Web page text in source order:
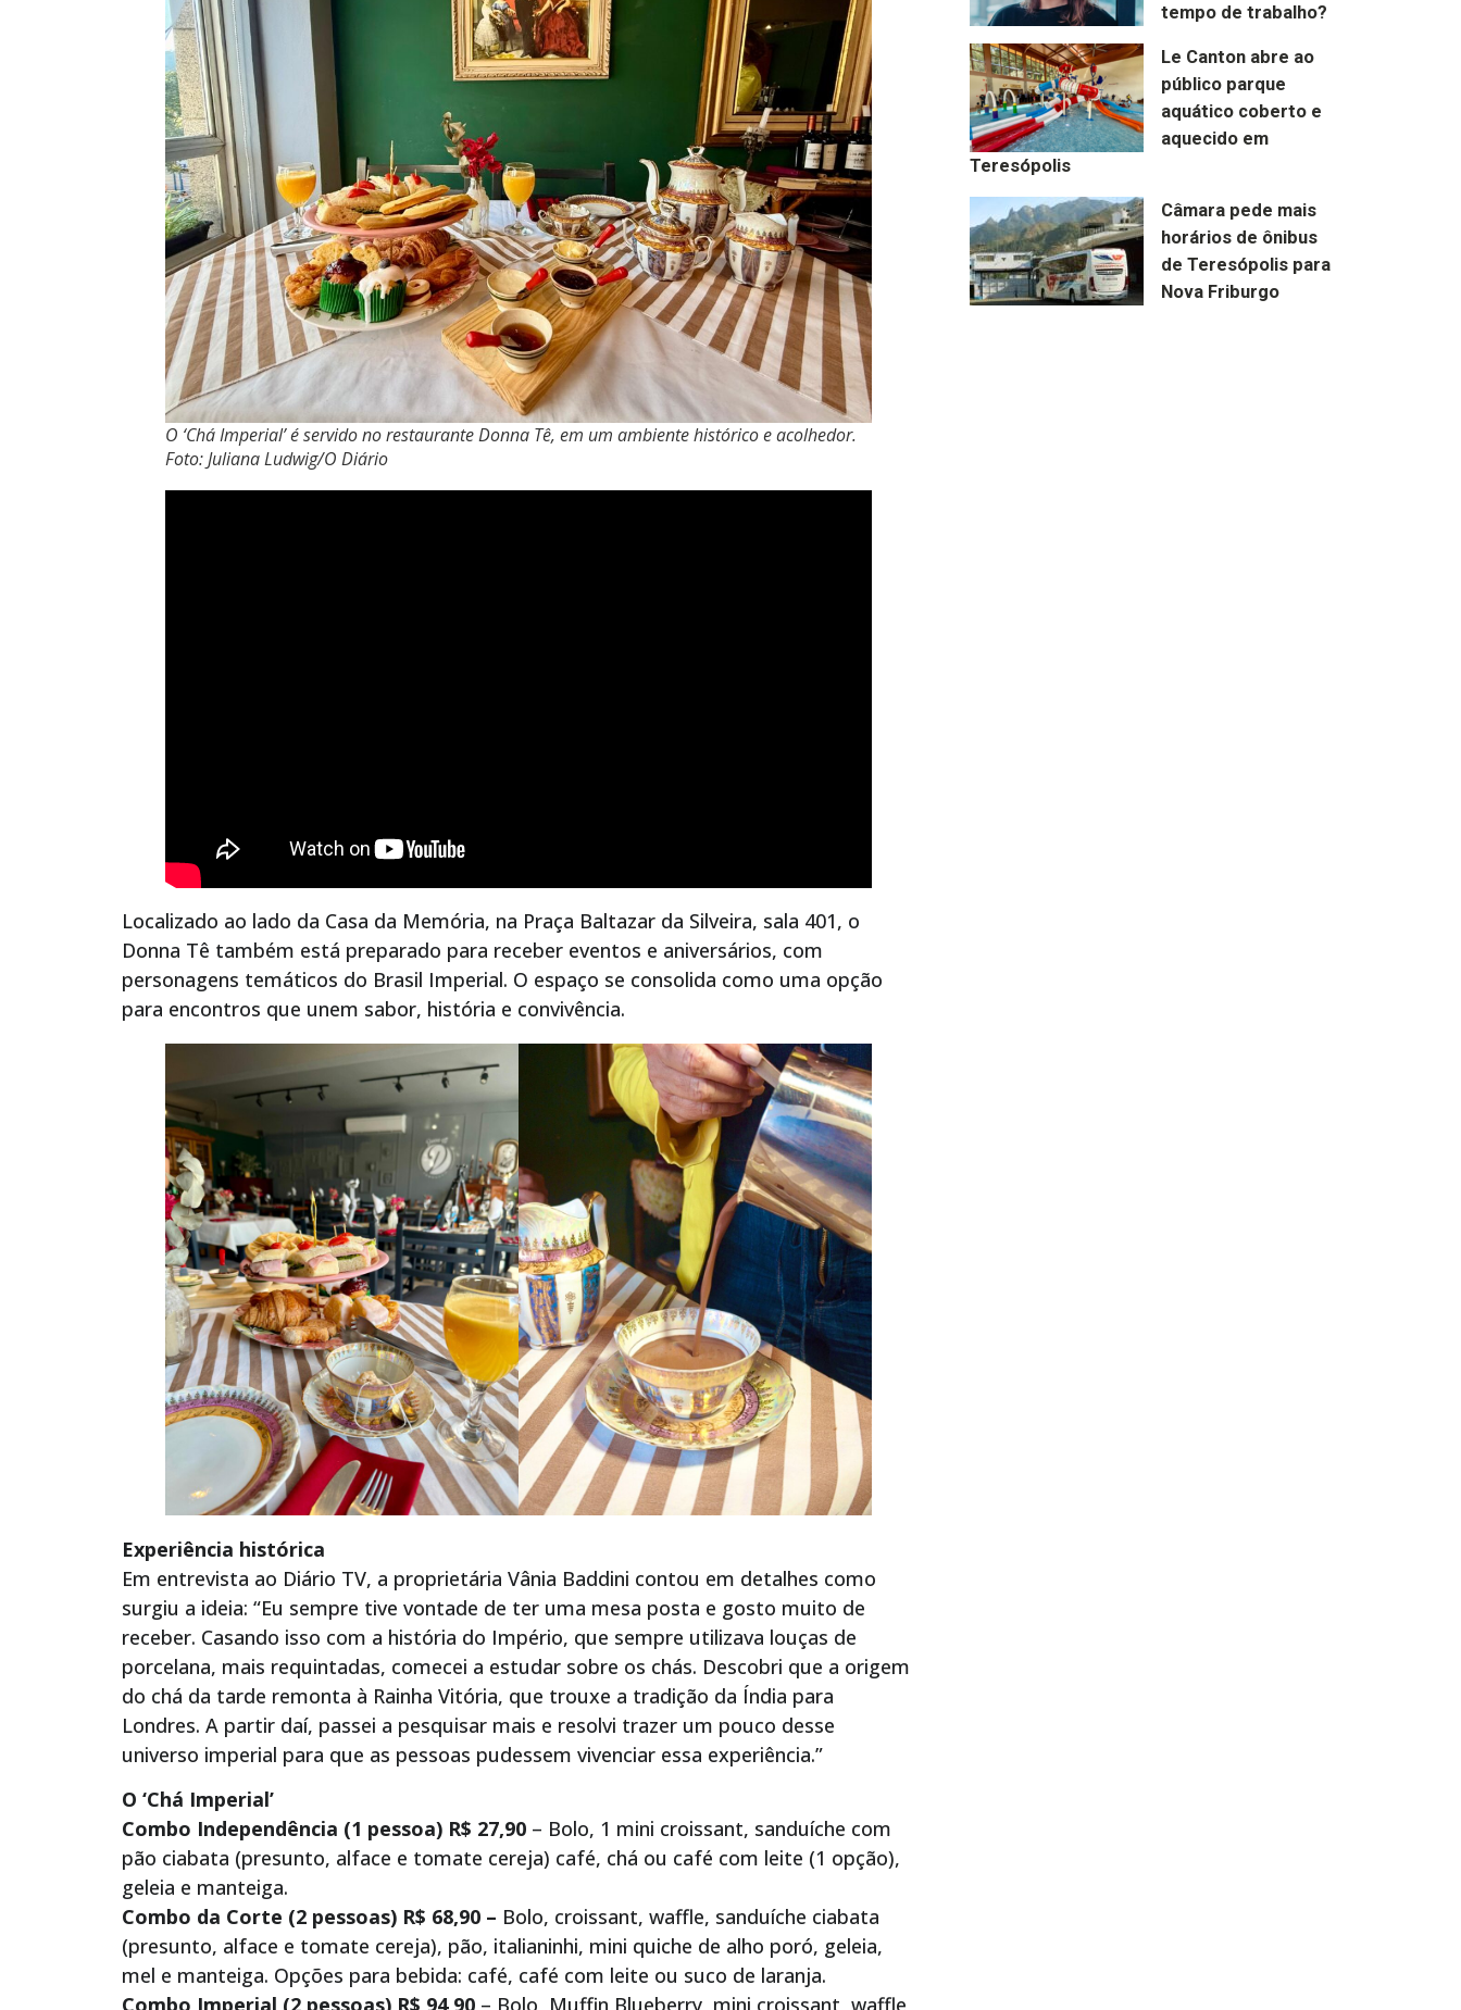
O ‘Chá Imperial’ é servido no restaurante Donna Tê, em um ambiente histórico e acolhedor.
Foto: Juliana Ludwig/O Diário
Localizado ao lado da Casa da Memória, na Praça Baltazar da Silveira, sala 401, o
Donna Tê também está preparado para receber eventos e aniversários, com
personagens temáticos do Brasil Imperial. O espaço se consolida como uma opção
para encontros que unem sabor, história e convivência.
Experiência histórica
Em entrevista ao Diário TV, a proprietária Vânia Baddini contou em detalhes como
surgiu a ideia: “Eu sempre tive vontade de ter uma mesa posta e gosto muito de
receber. Casando isso com a história do Império, que sempre utilizava louças de
porcelana, mais requintadas, comecei a estudar sobre os chás. Descobri que a origem
do chá da tarde remonta à Rainha Vitória, que trouxe a tradição da Índia para
Londres. A partir daí, passei a pesquisar mais e resolvi trazer um pouco desse
universo imperial para que as pessoas pudessem vivenciar essa experiência.”
O ‘Chá Imperial’
Combo Independência (1 pessoa) R$ 27,90 – Bolo, 1 mini croissant, sanduíche com
pão ciabata (presunto, alface e tomate cereja) café, chá ou café com leite (1 opção),
geleia e manteiga.
Combo da Corte (2 pessoas) R$ 68,90 – Bolo, croissant, waffle, sanduíche ciabata
(presunto, alface e tomate cereja), pão, italianinhi, mini quiche de alho poró, geleia,
mel e manteiga. Opções para bebida: café, café com leite ou suco de laranja.
Combo Imperial (2 pessoas) R$ 94,90 – Bolo, Muffin Blueberry, mini croissant, waffle,
tempo de trabalho?
Le Canton abre ao
público parque
aquático coberto e
aquecido em
Teresópolis
Câmara pede mais
horários de ônibus
de Teresópolis para
Nova Friburgo